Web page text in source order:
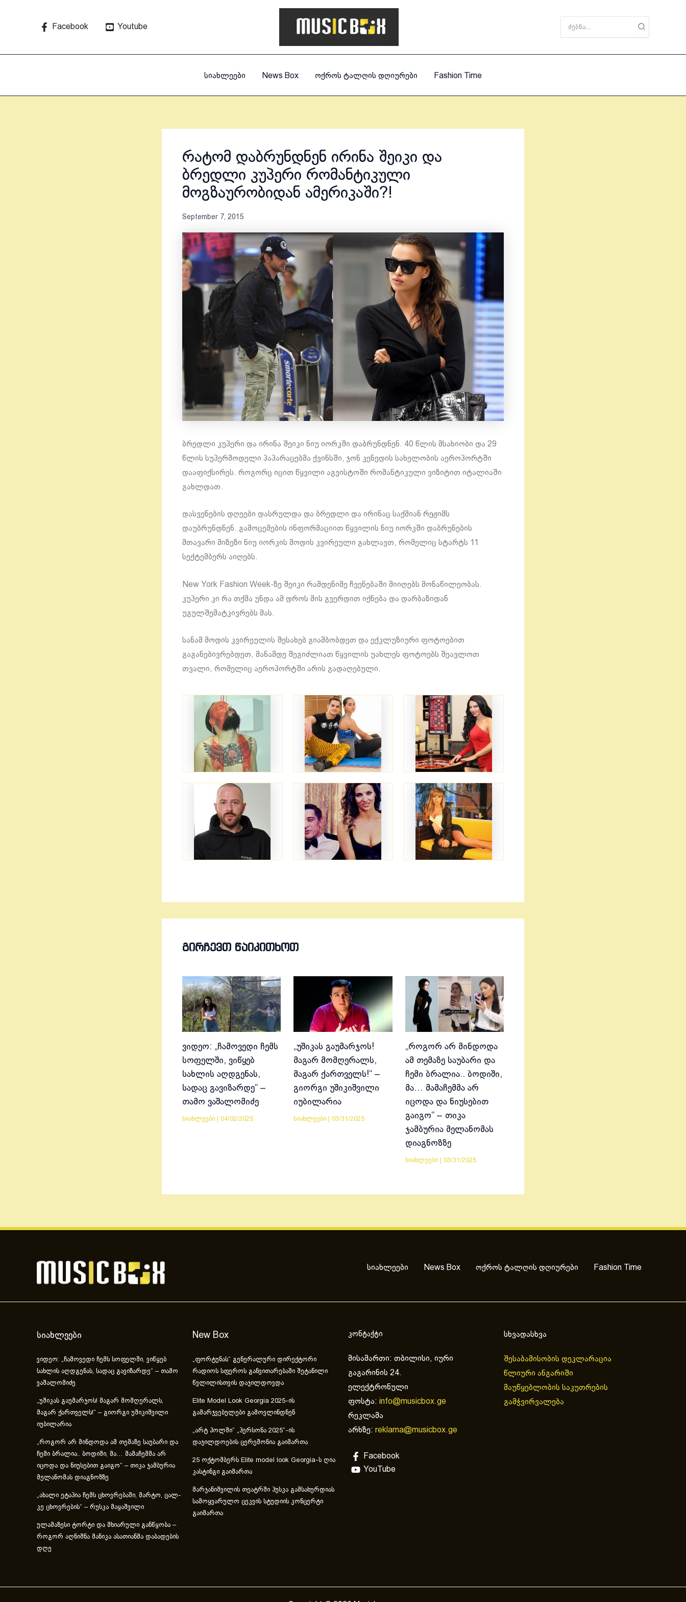
Facebook Youtube
for:
სიახლეები News Box ოქროს ტალღის დღიურები Fashion Time
რატომ დაბრუნდნენ ირინა შეიკი და
ბრედლი კუპერი რომანტიკული
მოგზაურობიდან ამერიკაში?!
September 7, 2015
ბრედლი კუპერი და ირინა შეიკი ნიუ იორკში დაბრუნდნენ. 40 წლის მსახიობი და 29
წლის სუპერმოდელი პაპარაცებმა ქვინსში, ჯონ კენედის სახელობის აეროპორტში
დააფიქსირეს. როგორც იცით წყვილი აგვისტოში რომანტიკული ვიზიტით იტალიაში
გახლდათ.
დასვენების დღეები დასრულდა და ბრედლი და ირინაც საქმიან რეჟიმს
დაუბრუნდნენ. გამოცემების ინფორმაციით წყვილის ნიუ იორკში დაბრუნების
მთავარი მიზეზი ნიუ იორკის მოდის კვირეული გახლავთ, რომელიც სტარტს 11
სექტემბერს აიღებს.
New York Fashion Week-ზე შეიკი რამდენიმე ჩვენებაში მიიღებს მონაწილეობას.
კუპერი კი რა თქმა უნდა ამ დროს მის გვერდით იქნება და დარბაზიდან
უგულშემატკივრებს მას.
სანამ მოდის კვირეულის შესახებ გიამბობდეთ და ექკლუზიური ფოტოებით
გაგანებივრებდეთ, მანამდე შეგიძლიათ წყვილის უახლეს ფოტოებს შეავლოთ
თვალი, რომელიც აეროპორტში არის გადაღებული.
ᲒᲘᲠᲩᲔᲕᲗ ᲬᲐᲘᲙᲘᲗᲮᲝᲗ
ვიდეო: „ჩამოვედი ჩემს
სოფელში, ვიწყებ
სახლის აღდგენას,
სადაც გავიზარდე“ –
თამო ვაშალომიძე
სიახლეები 04/02/2025
„უშიკას გაუმარჯოს!
მაგარ მომღერალს,
მაგარ ქართველს!“ –
გიორგი უშიკიშვილი
იუბილარია
სიახლეები |03/31/2025
„როგორ არ მინდოდა
ამ თემაზე საუბარი და
ჩემი ბრალია.. ბოდიში,
მა… მამაჩემმა არ
იცოდა და ნიუსებით
გაიგო“ – თიკა
ჯამბურია მელანომას
დიაგნოზზე
სიახლეები| 03/31/2025
სიახლეები News Box ოქროს ტალღის დღიურები Fashion Time
სიახლეები
ვიდეო: „ჩამოვედი ჩემს სოფელში, ვიწყებ
სახლის აღდგენას, სადაც გავიზარდე“ – თამო
ვაშალომიძე
„უშიკას გაუმარჯოს! მაგარ მომღერალს,
მაგარ ქართველს!“ – გიორგი უშიკიშვილი
იუბილარია
„როგორ არ მინდოდა ამ თემაზე საუბარი და
ჩემი ბრალია.. ბოდიში, მა… მამაჩემმა არ
იცოდა და ნიუსებით გაიგო“ – თიკა ჯამბურია
მელანომას დიაგნოზზე
„ახა­ლი ეტა­პია ჩემს ცხოვ­რე­ბა­ში, მარ­ტო, ცალ­
კე ცხოვ­რე­ბის“ – რუსკა მაყაშვილი
ულამაზესი ტორტი და მხიარული განწყობა –
როგორ აღნიშნა მანიკა ასათიანმა დაბადების
დღე
New Box
„ფორტუნას“ გენერალური დირექტორი
რადიოს სფეროს განვითარებაში შეტანილი
წვლილისთვის დაჯილდოვდა
Elite Model Look Georgia 2025-ის
გამარჯვებულები გამოვლინდნენ
„არტ ჰოლში“ „პერსონა 2025“-ის
დაჯილდოების ცერემონია გაიმართა
25 ოქტომბერს Elite model look Georgia-ს ღია
კასტინგი გაიმართა
მარჯანიშვილის თეატრში პუსკა გამსახურდიას
სამოყვარულო ცეკვის სტუდიის კონცერტი
გაიმართა
კონტაქტი
მისამართი: თბილისი, იური
გაგარინის 24.
ელექტრონული
ფოსტა: info@musicbox.ge
რეკლამა
არხზე: reklama@musicbox.ge
Facebook
YouTube
სხვადასხვა
შესაბამისობის დეკლარაცია
წლიური ანგარიში
მაუწყებლობის საკუთრების
გამჭვირვალება